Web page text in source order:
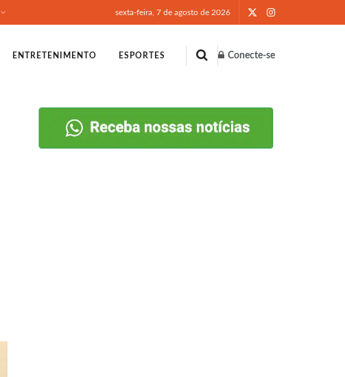
sexta-feira, 7 de agosto de 2026
ENTRETENIMENTO ESPORTES Conecte-se